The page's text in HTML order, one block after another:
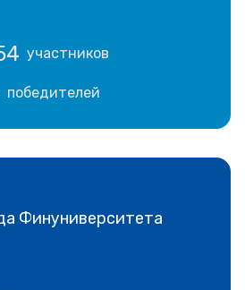
участников
победителей
Финуниверситета